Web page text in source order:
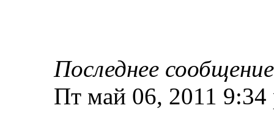
Последнее
Пт май 06, 2011 9:34